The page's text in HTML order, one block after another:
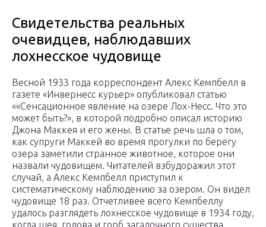
Свидетельства реальных
очевидцев, наблюдавших
лохнесское чудовище
Весной 1933 года корреспондент Алекс Кемпбелл в
газете «Инвернесс курьер» опубликовал статью
««Сенсационное явление на озере Лох-Несс. Что это
может быть?», в которой подробно описал историю
Джона Маккея и его жены. В статье речь шла о том,
как супруги Маккей во время прогулки по берегу
озера заметили странное животное, которое они
назвали чудовищем. Читателей взбудоражил этот
случай, а Алекс Кемпбелл приступил к
систематическому наблюдению за озером. Он видел
чудовище 18 раз. Отчетливее всего Кемпбеллу
удалось разглядеть лохнесское чудовище в 1934 году,
когда шея, голова и горб загадочного существа